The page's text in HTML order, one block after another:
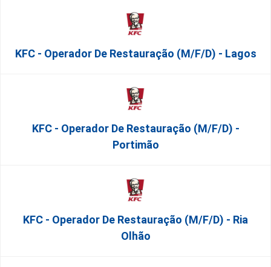
KFC - Operador De Restauração (m/f/d) - Lagos
KFC - Operador De Restauração (m/f/d) -
Portimão
KFC - Operador De Restauração (m/f/d) - Ria
Olhão